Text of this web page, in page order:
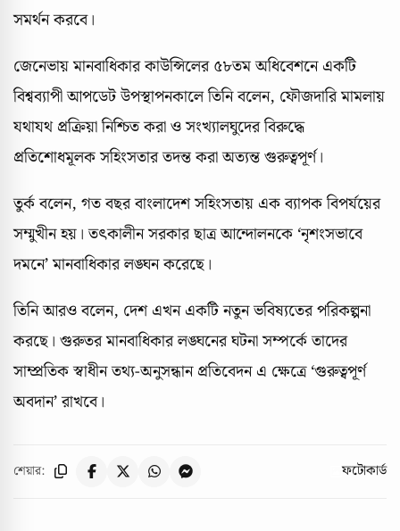
সমর্থন করবে।
জেনেভায় মানবাধিকার কাউন্সিলের ৫৮তম অধিবেশনে একটি
বিশ্বব্যাপী আপডেট উপস্থাপনকালে তিনি বলেন, ফৌজদারি মামলায়
যথাযথ প্রক্রিয়া নিশ্চিত করা ও সংখ্যালঘুদের বিরুদ্ধে
প্রতিশোধমূলক সহিংসতার তদন্ত করা অত্যন্ত গুরুত্বপূর্ণ।
তুর্ক বলেন, গত বছর বাংলাদেশ সহিংসতায় এক ব্যাপক বিপর্যয়ের
সম্মুখীন হয়। তৎকালীন সরকার ছাত্র আন্দোলনকে ‘নৃশংসভাবে
দমনে’ মানবাধিকার লঙ্ঘন করেছে।
তিনি আরও বলেন, দেশ এখন একটি নতুন ভবিষ্যতের পরিকল্পনা
করছে। গুরুতর মানবাধিকার লঙ্ঘনের ঘটনা সম্পর্কে তাদের
সাম্প্রতিক স্বাধীন তথ্য-অনুসন্ধান প্রতিবেদন এ ক্ষেত্রে ‘গুরুত্বপূর্ণ
অবদান’ রাখবে।
শেয়ার: ফটোকার্ড